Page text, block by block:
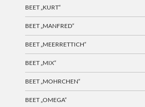
BEET „KURT“
BEET „MANFRED“
BEET „MEERRETTICH“
BEET „MIX“
BEET „MOHRCHEN“
BEET „OMEGA“